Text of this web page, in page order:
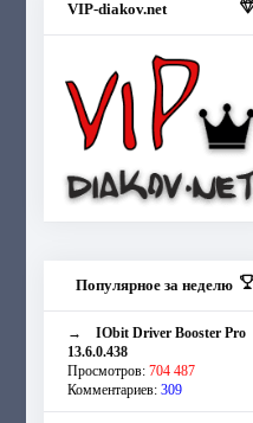
VIP-diakov.net
Популярное за неделю
→ IObit Driver Booster Pro
13.6.0.438
Просмотров: 704 487
Комментариев: 309